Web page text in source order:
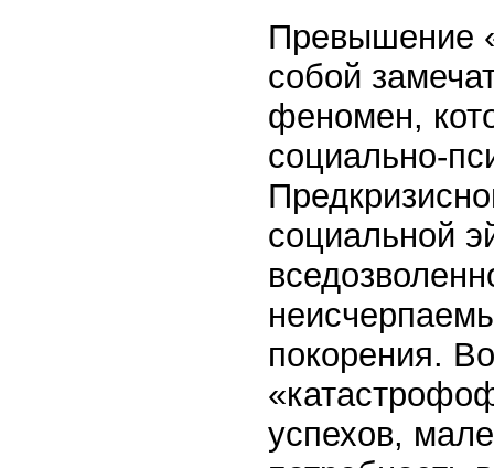
Превышение
собой
феномен,
социально-
социальной
покорения.
успехов,